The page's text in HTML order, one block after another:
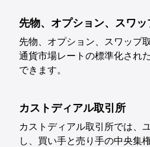
先物、オプション、スワ
先物、オプション、スワップ
通貨市場レートの標準化され
できます。
カストディアル取引所
カストディアル取引所では、
し、買い手と売り手の中央集